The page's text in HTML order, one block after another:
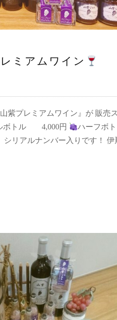
ミアムワイン
紫プレミアムワイン』が 販売
ボトル 4,000円
ハーフボト
リアルナンバー入りです！ 伊